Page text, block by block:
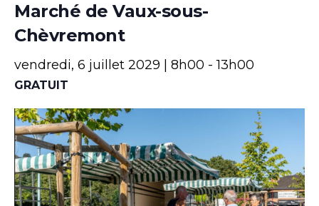
Marché de Vaux-sous-
Chèvremont
vendredi, 6 juillet 2029 | 8h00 -13h00
GRATUIT